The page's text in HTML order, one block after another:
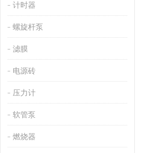
计时器
螺旋杆泵
滤膜
电源砖
压力计
软管泵
燃烧器